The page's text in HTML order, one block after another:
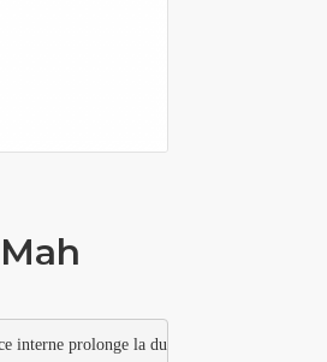
prolonge la durée de vie de la batterie